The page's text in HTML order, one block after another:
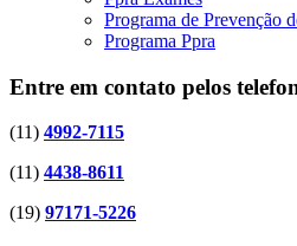
Programa de Prevenção
Programa Ppra
Entre em contato pelos
(11) 4992-7115
(11) 4438-8611
(19) 97171-5226